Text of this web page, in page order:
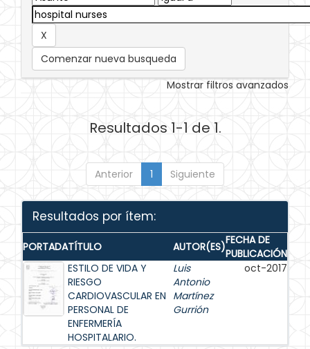
Comenzar nueva busqueda
Mostrar filtros avanzados
Resultados 1-1 de 1.
Anterior 1 Siguiente
Resultados por ítem:
PORTADATÍTULO AUTOR(ES)FECHA DE
PUBLICACIÓN
ESTILO DE VIDA Y
RIESGO
CARDIOVASCULAR EN
PERSONAL DE
ENFERMERÍA
HOSPITALARIO.
Luis
Antonio
Martínez
Gurrión
oct-2017